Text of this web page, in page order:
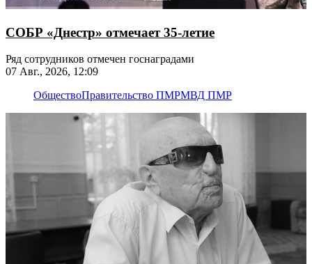
СОБР «Днестр» отмечает 35-летие
Ряд сотрудников отмечен госнаградами
07 Авг., 2026, 12:09
ОбществоПравительство ПМРМВД ПМР